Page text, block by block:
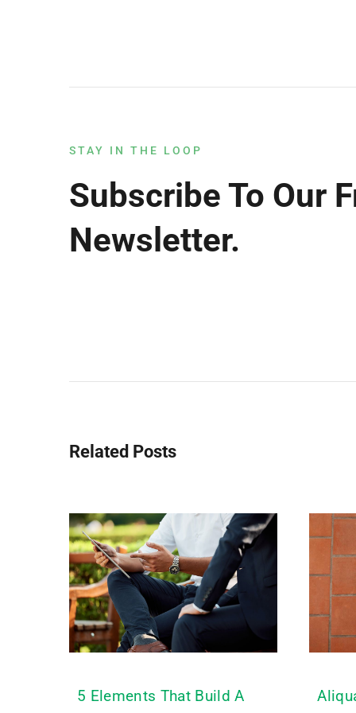
STAY IN THE LOOP
Subscribe To Our
Newsletter.
Related Posts
5 Elements That Build A